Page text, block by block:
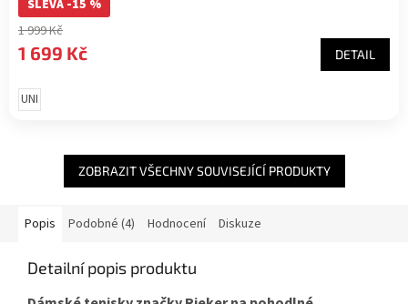
SLEVA -15 %
1 999 Kč
1 699 Kč DETAIL
UNI
ZOBRAZIT VŠECHNY SOUVISEJÍCÍ PRODUKTY
Popis Podobné (4) Hodnocení Diskuze
Detailní popis produktu